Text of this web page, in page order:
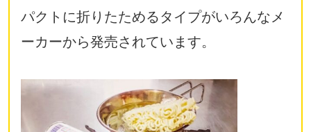
パクトに折りたためるタイプがいろんなメ
ーカーから発売されています。